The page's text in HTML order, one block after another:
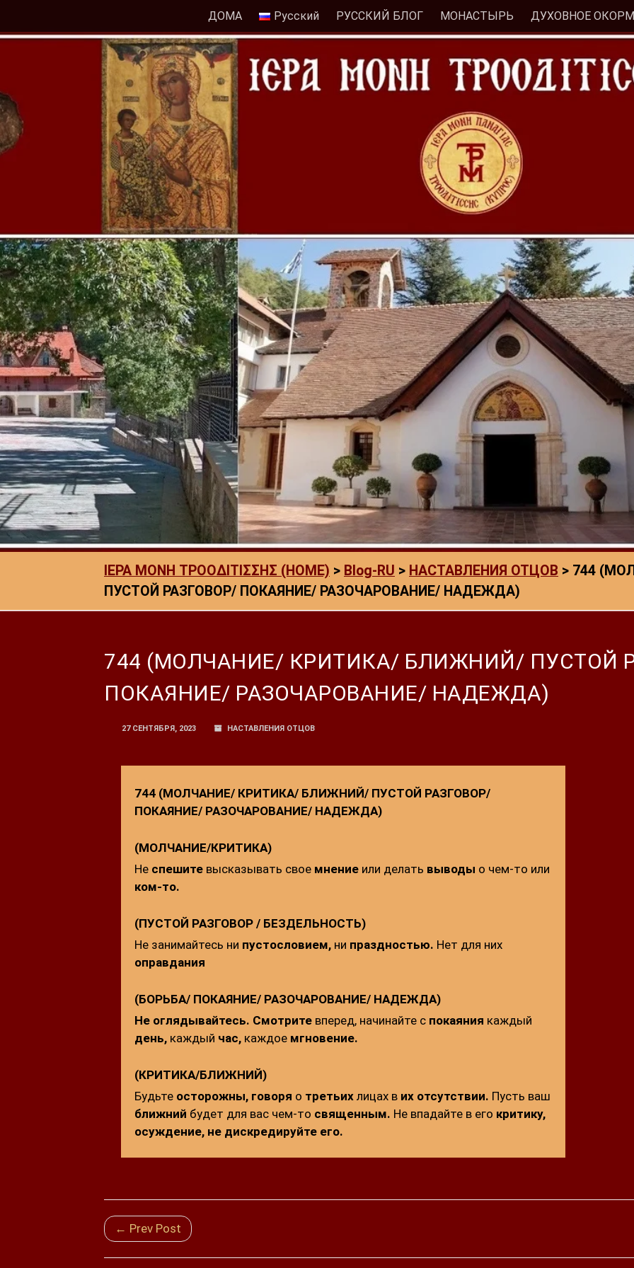
ДОМА Русский РУССКИЙ БЛОГ МОНАСТЫРЬ ДУХОВНОЕ
ΙΕΡΑ ΜΟΝΗ ΤΡΟΟΔΙΤΙΣΣΗΣ (HOME) > Blog-RU > НАСТАВЛЕНИЯ ОТЦОВ > 744
ПУСТОЙ РАЗГОВОР/ ПОКАЯНИЕ/ РАЗОЧАРОВАНИЕ/ НАДЕЖДА)
744 (МОЛЧАНИЕ/ КРИТИКА/ БЛИЖНИЙ/ ПУСТОЙ
ПОКАЯНИЕ/ РАЗОЧАРОВАНИЕ/ НАДЕЖДА)
27 СЕНТЯБРЯ, 2023 НАСТАВЛЕНИЯ ОТЦОВ
744 (МОЛЧАНИЕ/ КРИТИКА/ БЛИЖНИЙ/ ПУСТОЙ РАЗГОВОР/
ПОКАЯНИЕ/ РАЗОЧАРОВАНИЕ/ НАДЕЖДА)
(МОЛЧАНИЕ/КРИТИКА)
Неспешитевысказывать свое мнениеили делать выводы о чем-то или
ком-то.
(ПУСТОЙ РАЗГОВОР / БЕЗДЕЛЬНОСТЬ)
Не занимайтесь ни пустословием,ни праздностью. Нет для них
оправдания
(БОРЬБА/ ПОКАЯНИЕ/ РАЗОЧАРОВАНИЕ/ НАДЕЖДА)
Не оглядывайтесь. Смотритевперед, начинайте спокаяния каждый
день,каждый час,каждое мгновение.
(КРИТИКА/БЛИЖНИЙ)
Будьте осторожны, говоря о третьихлицах в их отсутствии. Пусть ваш
ближний будет для вас чем-то священным. Не впадайте в его критику,
осуждение, не дискредируйте его.
← Prev Post